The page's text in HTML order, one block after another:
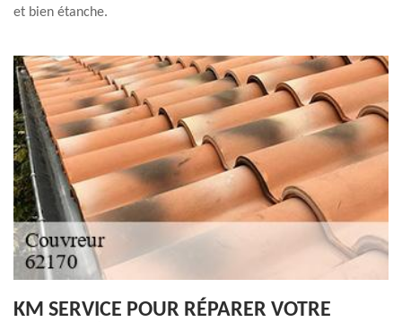
et bien étanche.
KM SERVICE POUR RÉPARER VOTRE